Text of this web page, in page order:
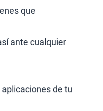
que
ante cualquier
de tu